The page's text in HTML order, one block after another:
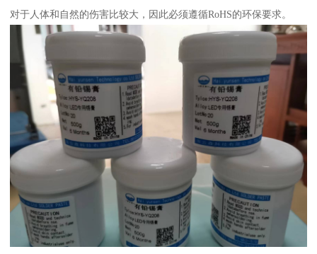
对于人体和自然的伤害比较大，因此必须遵循RoHS的环保要求。